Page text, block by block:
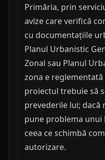
Primăria, prin
avize care verifică
cu documentațiile
Planul Urbanistic
Zonal sau Planul
zona e
proiectul trebuie să
prevederile lui; dacă
pune problema unui
ceea ce schimbă
autorizare.